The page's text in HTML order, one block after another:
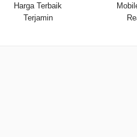
Harga Terbaik
Terjamin